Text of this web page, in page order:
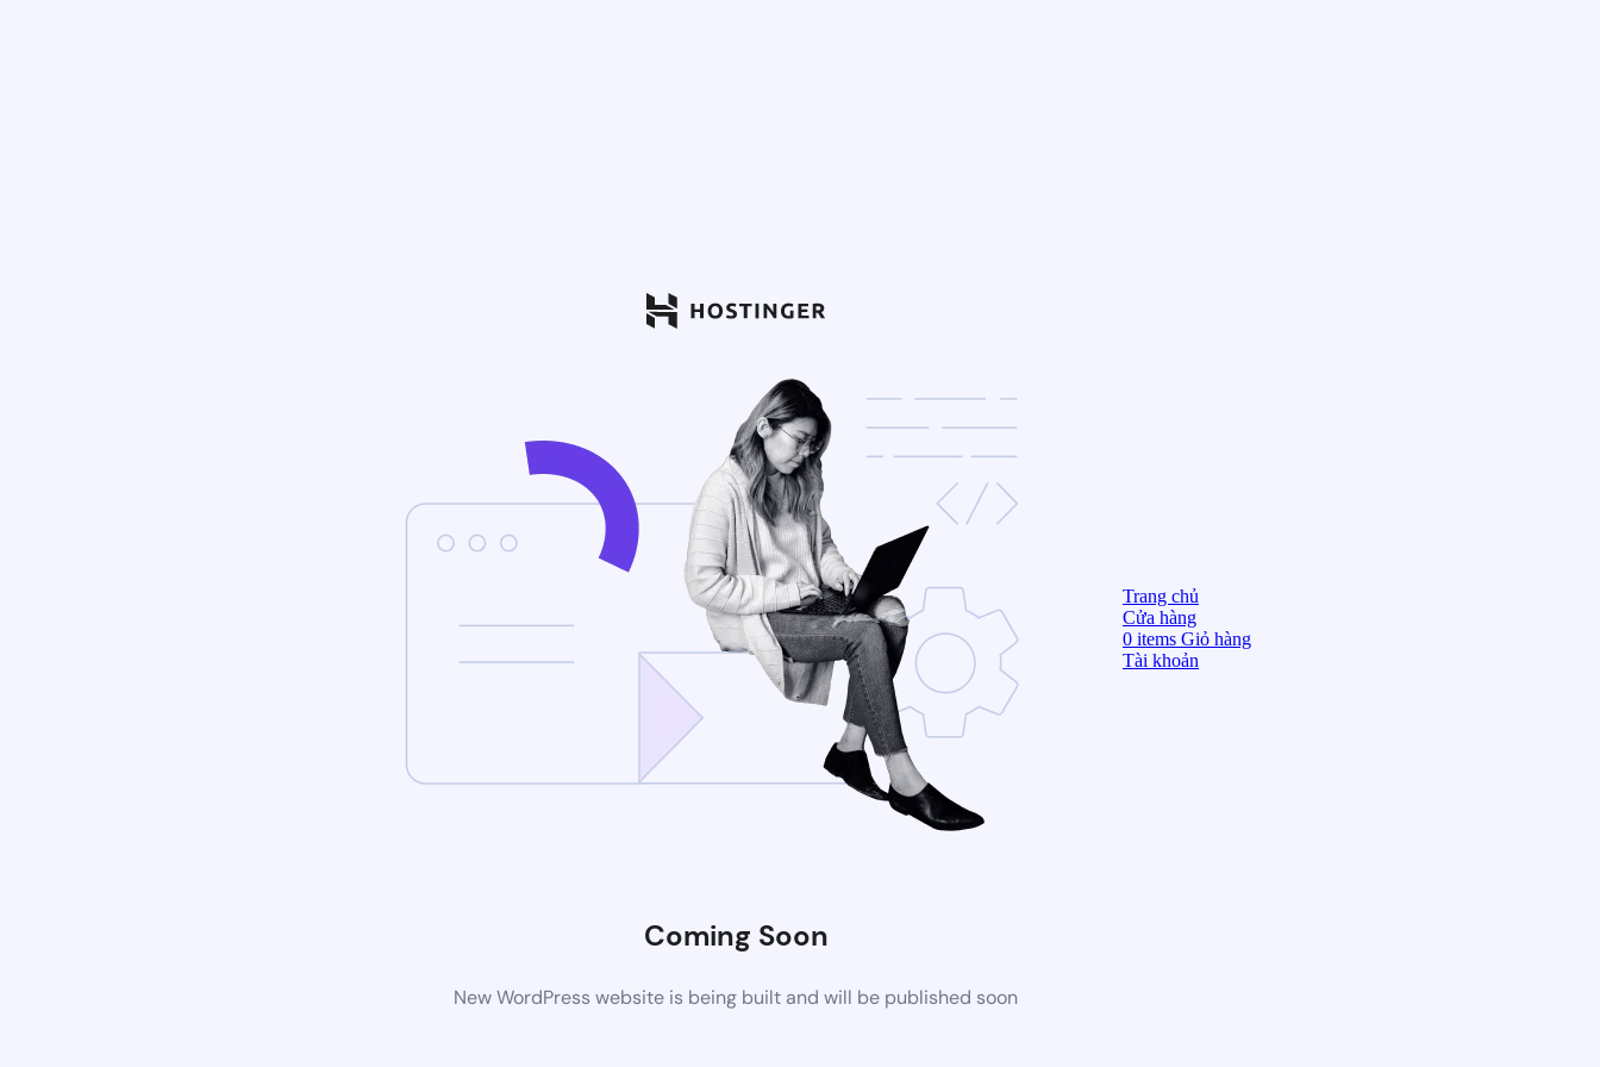
Coming Soon
New WordPress website is being built and will be published soon
Trang chủ
Cửa hàng
0 items Giỏ hàng
Tài khoản